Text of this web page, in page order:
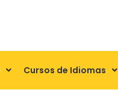
Cursos de Idiomas